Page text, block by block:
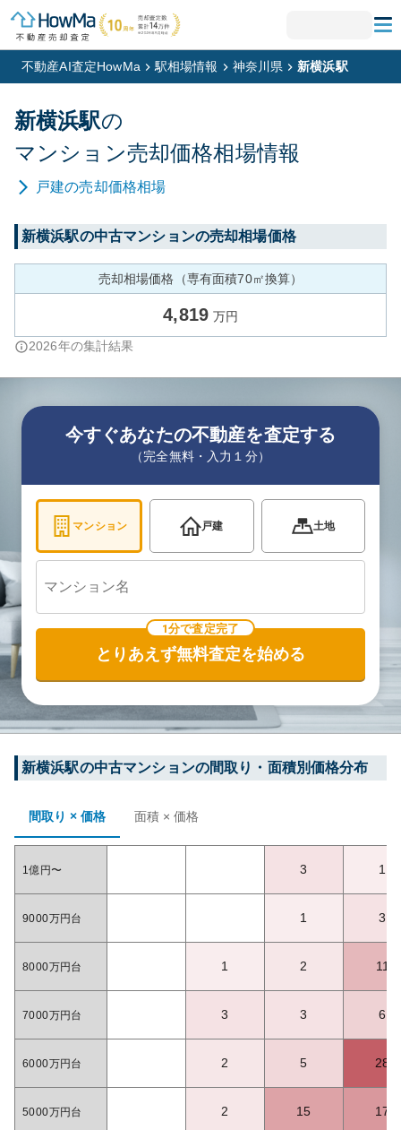
不動産AI査定HowMa 駅相場情報 神奈川県 新横浜駅
新横浜駅の
マンション売却価格相場情報
戸建の売却価格相場
新横浜駅の中古マンションの売却相場価格
売却相場価格（専有面積70㎡換算）
4,819 万円
2026年の集計結果
今すぐあなたの不動産を査定する
（完全無料・入力１分）
マンション 戸建 土地
1分で査定完了
とりあえず無料査定を始める
新横浜駅の中古マンションの間取り・面積別価格分布
間取り × 価格 面積 × 価格
1億円〜 3 1
9000万円台 1 3
8000万円台 1 2 11
7000万円台 3 3 6
6000万円台 2 5 28
5000万円台 2 15 17